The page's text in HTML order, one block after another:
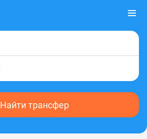
Найти трансфер